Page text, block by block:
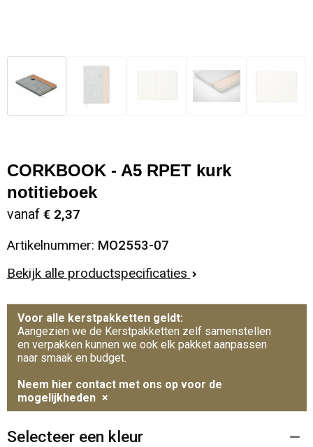
CORKBOOK - A5 RPET kurk
notitieboek
vanaf € 2,37
Artikelnummer: MO2553-07
Bekijk alle productspecificaties
Voor alle kerstpakketten geldt:
Aangezien we de Kerstpakketten zelf samenstellen
en verpakken kunnen we ook elk pakket aanpassen
naar smaak en budget.
Neem hier contact met ons op voor de
mogelijkheden ×
Selecteer een kleur